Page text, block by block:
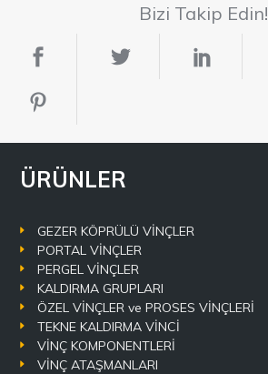
Bizi Takip Edin!
ÜRÜNLER
GEZER KÖPRÜLÜ VİNÇLER
PORTAL VİNÇLER
PERGEL VİNÇLER
KALDIRMA GRUPLARI
ÖZEL VİNÇLER ve PROSES VİNÇLERİ
TEKNE KALDIRMA VİNCİ
VİNÇ KOMPONENTLERİ
VİNÇ ATAŞMANLARI